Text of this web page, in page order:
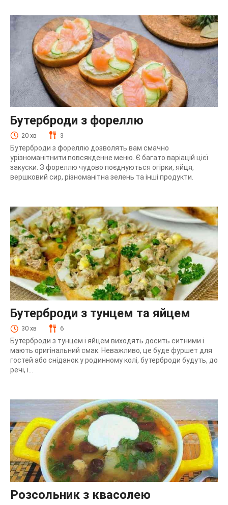
Бутерброди з фореллю
20 хв 3
Бутерброди з фореллю дозволять вам смачно
урізноманітнити повсякденне меню. Є багато варіацій цієї
закуски. З фореллю чудово поєднуються огірки, яйця,
вершковий сир, різноманітна зелень та інші продукти.
Бутерброди з тунцем та яйцем
30 хв 6
Бутерброди з тунцем і яйцем виходять досить ситними і
мають оригінальний смак. Неважливо, це буде фуршет для
гостей або сніданок у родинному колі, бутерброди будуть, до
речі, і...
Розсольник з квасолею